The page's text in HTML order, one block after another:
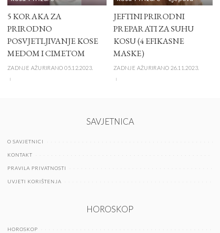
5 KORAKA ZA
PRIRODNO
POSVJETLJIVANJE KOSE
MEDOM I CIMETOM
ZADNJE AŽURIRANO 05.12.2023.
JEFTINI PRIRODNI
PREPARATI ZA SUHU
KOSU (4 EFIKASNE
MASKE)
ZADNJE AŽURIRANO 26.11.2023.
SAVJETNICA
O SAVJETNICI
KONTAKT
PRAVILA PRIVATNOSTI
UVJETI KORIŠTENJA
HOROSKOP
HOROSKOP